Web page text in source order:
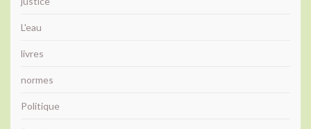
L'eau
livres
normes
Politique